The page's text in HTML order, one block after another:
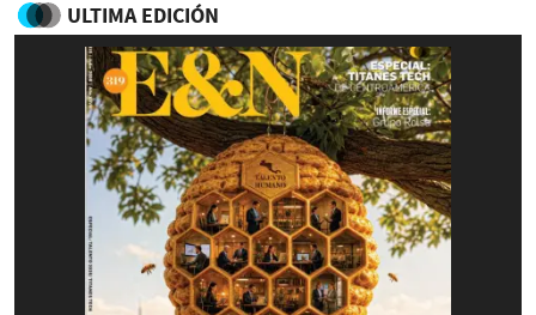
ULTIMA EDICIÓN